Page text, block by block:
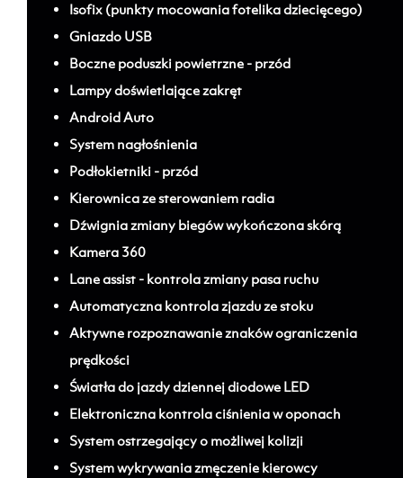
Isofix (punkty mocowania fotelika dziecięcego)
Gniazdo USB
Boczne poduszki powietrzne - przód
Lampy doświetlające zakręt
Android Auto
System nagłośnienia
Podłokietniki - przód
Kierownica ze sterowaniem radia
Dźwignia zmiany biegów wykończona skórą
Kamera 360
Lane assist - kontrola zmiany pasa ruchu
Automatyczna kontrola zjazdu ze stoku
Aktywne rozpoznawanie znaków ograniczenia
prędkości
Światła do jazdy dziennej diodowe LED
Elektroniczna kontrola ciśnienia w oponach
System ostrzegający o możliwej kolizji
System wykrywania zmęczenie kierowcy